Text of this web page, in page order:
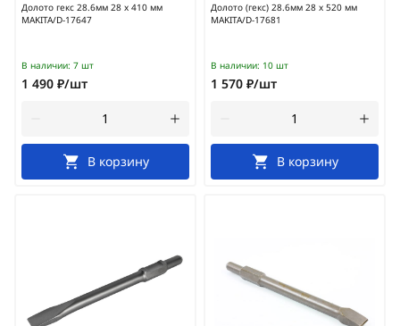
Долото гекс 28.6мм 28 х 410 мм
MAKITA/D-17647
В наличии: 7 шт
1 490 ₽/шт
В корзину
Долото (гекс) 28.6мм 28 х 520 мм
MAKITA/D-17681
В наличии: 10 шт
1 570 ₽/шт
В корзину